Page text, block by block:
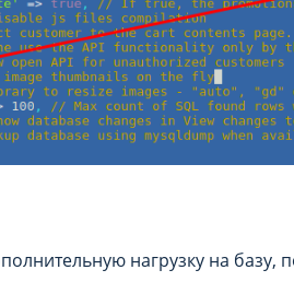
нагрузку на базу,